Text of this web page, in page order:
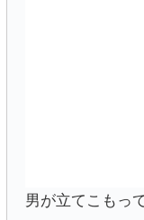
男が立てこもっ